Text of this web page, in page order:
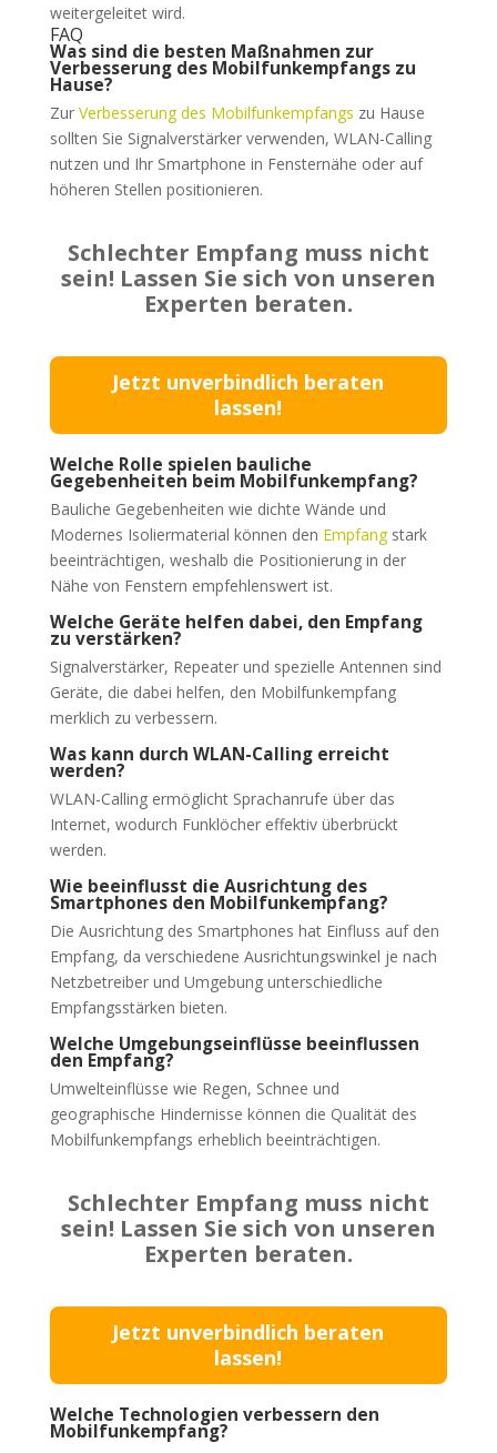
weitergeleitet wird.
FAQ
Was sind die besten Maßnahmen zur
Verbesserung des Mobilfunkempfangs zu
Hause?
Zur Verbesserung des Mobilfunkempfangs zu Hause
sollten Sie Signalverstärker verwenden, WLAN-Calling
nutzen und Ihr Smartphone in Fensternähe oder auf
höheren Stellen positionieren.
Schlechter Empfang muss nicht
sein! Lassen Sie sich von unseren
Experten beraten.
Jetzt unverbindlich beraten
lassen!
Welche Rolle spielen bauliche
Gegebenheiten beim Mobilfunkempfang?
Bauliche Gegebenheiten wie dichte Wände und
Modernes Isoliermaterial können den Empfangstark
beeinträchtigen, weshalb die Positionierung in der
Nähe von Fenstern empfehlenswert ist.
Welche Geräte helfen dabei, den Empfang
zu verstärken?
Signalverstärker, Repeater und spezielle Antennen sind
Geräte, die dabei helfen, den Mobilfunkempfang
merklich zu verbessern.
Was kann durch WLAN-Calling erreicht
werden?
WLAN-Calling ermöglicht Sprachanrufe über das
Internet, wodurch Funklöcher effektiv überbrückt
werden.
Wie beeinflusst die Ausrichtung des
Smartphones den Mobilfunkempfang?
Die Ausrichtung des Smartphones hat Einfluss auf den
Empfang, da verschiedene Ausrichtungswinkel je nach
Netzbetreiber und Umgebung unterschiedliche
Empfangsstärken bieten.
Welche Umgebungseinflüsse beeinflussen
den Empfang?
Umwelteinflüsse wie Regen, Schnee und
geographische Hindernisse können die Qualität des
Mobilfunkempfangs erheblich beeinträchtigen.
Schlechter Empfang muss nicht
sein! Lassen Sie sich von unseren
Experten beraten.
Jetzt unverbindlich beraten
lassen!
Welche Technologien verbessern den
Mobilfunkempfang?